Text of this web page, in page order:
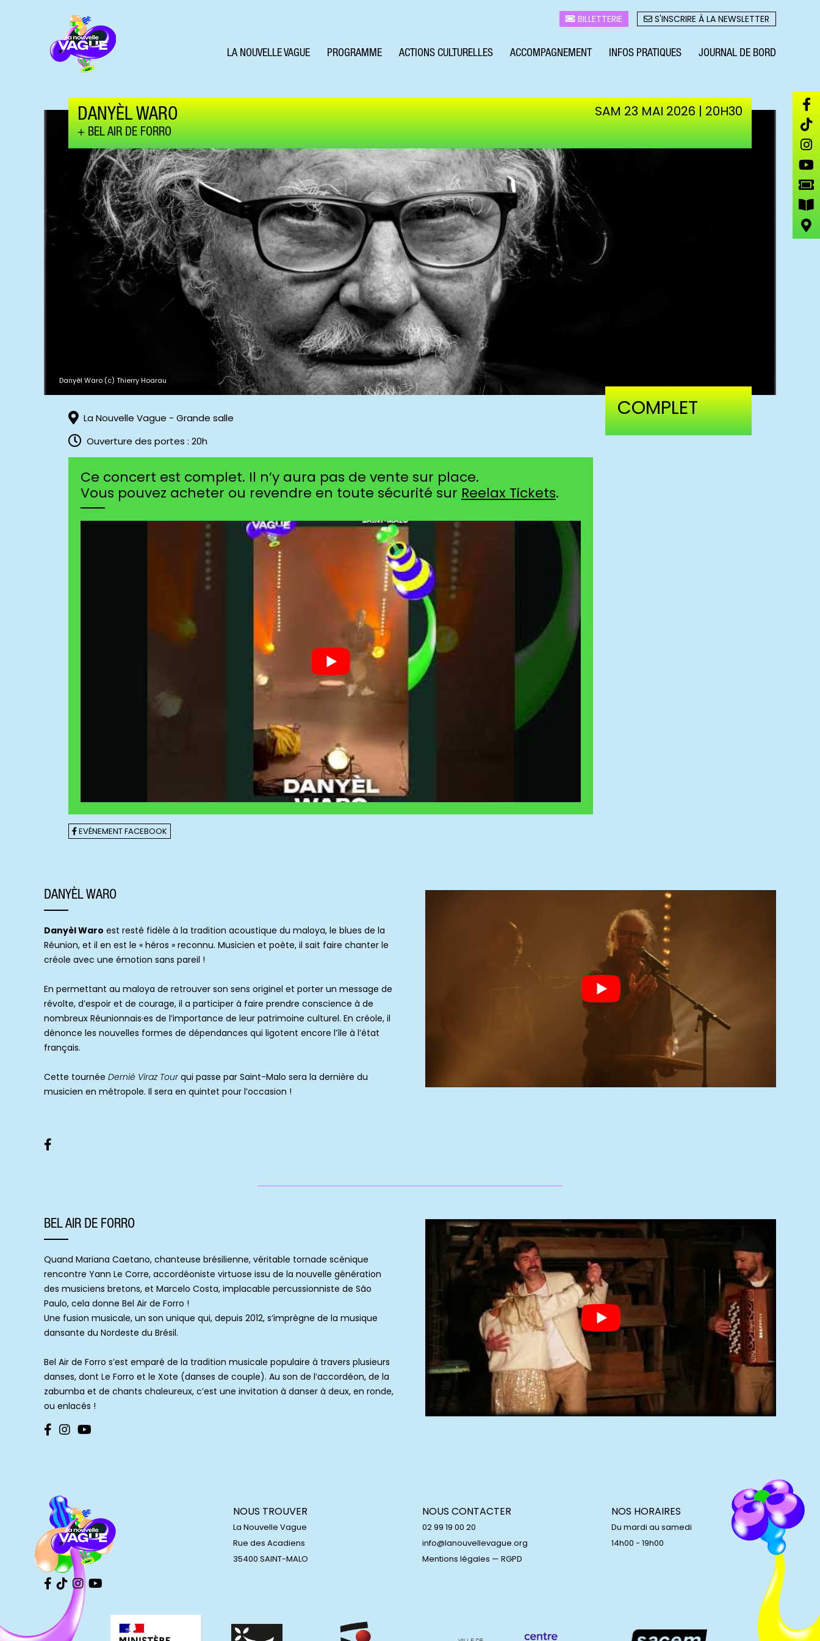
BILLETTERIE S'INSCRIRE À LA NEWSLETTER
LA NOUVELLE VAGUE PROGRAMME ACTIONS CULTURELLES ACCOMPAGNEMENT INFOS PRATIQUES JOURNAL DE BORD
Danyèl Waro (c) Thierry Hoarau
DANYÈL WARO
BEL AIR DE FORRO
SAM 23 MAI 2026 | 20H30
COMPLET
La Nouvelle Vague - Grande salle
Ouverture des portes : 20h
Ce concert est complet. Il n’y aura pas de vente sur place.
Vous pouvez acheter ou revendre en toute sécurité sur Reelax Tickets.
EVÉNEMENT FACEBOOK
DANYÈL WARO
Danyèl Waro est resté fidèle à la tradition acoustique du maloya, le blues de la
Réunion, et il en est le « héros » reconnu. Musicien et poète, il sait faire chanter le
créole avec une émotion sans pareil !
En permettant au maloya de retrouver son sens originel et porter un message de
révolte, d’espoir et de courage, il a participer à faire prendre conscience à de
nombreux Réunionnais·es de l’importance de leur patrimoine culturel. En créole, il
dénonce les nouvelles formes de dépendances qui ligotent encore l’île à l’état
français.
Cette tournée Dernié Viraz Tourqui passe par Saint-Malo sera la dernière du
musicien en métropole. Il sera en quintet pour l’occasion !
BEL AIR DE FORRO
Quand Mariana Caetano, chanteuse brésilienne, véritable tornade scénique
rencontre Yann Le Corre, accordéoniste virtuose issu de la nouvelle génération
des musiciens bretons, et Marcelo Costa, implacable percussionniste de São
Paulo, cela donne Bel Air de Forro !
Une fusion musicale, un son unique qui, depuis 2012, s’imprègne de la musique
dansante du Nordeste du Brésil.
Bel Air de Forro s’est emparé de la tradition musicale populaire à travers plusieurs
danses, dont Le Forro et le Xote (danses de couple). Au son de l’accordéon, de la
zabumba et de chants chaleureux, c’est une invitation à danser à deux, en ronde,
ou enlacés !
NOUS TROUVER
La Nouvelle Vague
Rue des Acadiens
35400 SAINT-MALO
NOUS CONTACTER
02 99 19 00 20
info@lanouvellevague.org
Mentions légales — RGPD
NOS HORAIRES
Du mardi au samedi
14h00 - 19h00